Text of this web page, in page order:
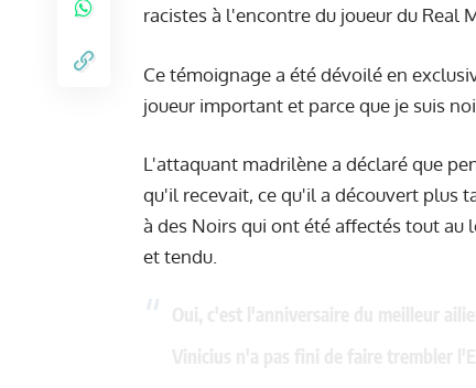
racistes à l'encontre du joueur du Real
Ce témoignage a été dévoilé en
joueur important et parce que je suis
L'attaquant madrilène a déclaré que
qu'il recevait, ce qu'il a découvert plus
à des Noirs qui ont été affectés tout au
et tendu.